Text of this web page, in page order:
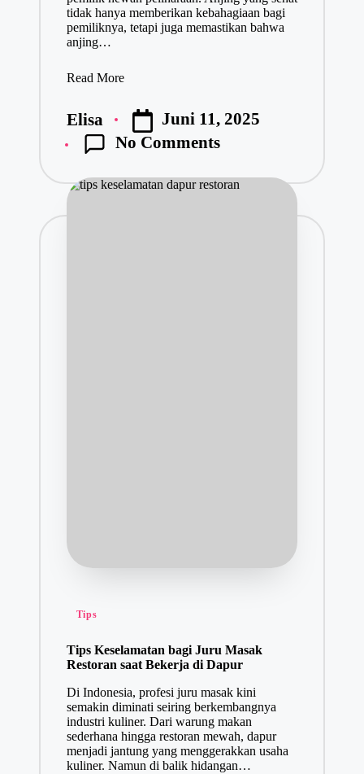
tidak hanya memberikan kebahagiaan bagi
pemiliknya, tetapi juga memastikan bahwa
anjing…
Read More
Elisa
Juni 11, 2025
No Comments
Tips
Tips Keselamatan bagi Juru Masak
Restoran saat Bekerja di Dapur
Di Indonesia, profesi juru masak kini
semakin diminati seiring berkembangnya
industri kuliner. Dari warung makan
sederhana hingga restoran mewah, dapur
menjadi jantung yang menggerakkan usaha
kuliner. Namun di balik hidangan…